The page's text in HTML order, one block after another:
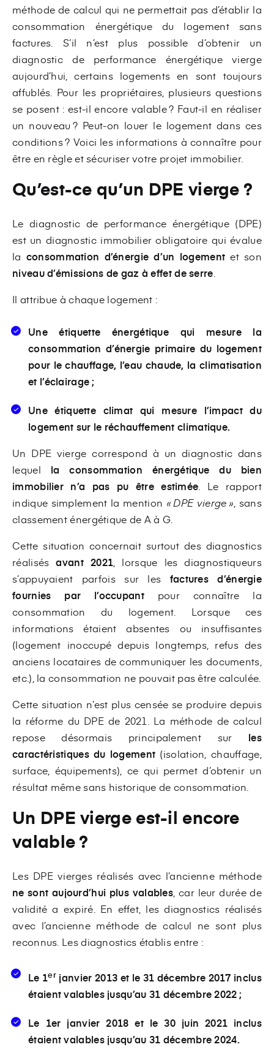
méthode de calcul qui ne permettait pas d’établir la
consommation énergétique du logement sans
factures. S’il n’est plus possible d’obtenir un
diagnostic de performance énergétique vierge
aujourd’hui, certains logements en sont toujours
affublés. Pour les propriétaires, plusieurs questions
se posent : est-il encore valable ? Faut-il en réaliser
un nouveau ? Peut-on louer le logement dans ces
conditions ? Voici les informations à connaître pour
être en règle et sécuriser votre projet immobilier.
Qu’est-ce qu’un DPE vierge ?
Le diagnostic de performance énergétique (DPE)
est un diagnostic immobilier obligatoire qui évalue
la consommation d’énergie d’un logement et son
niveau d’émissions de gaz à effet de serre
Il attribue à chaque logement :
Uneétiquette énergétique qui
mesure la
consommation d’énergie primaire du logement
pour le chauffage, l’eau chaude, la climatisation
et l’éclairage ;
Uneétiquette climat qui mesure l’impact du
logement sur le réchauffement climatique.
Un DPE vierge correspond à un diagnostic dans
lequel la consommation énergétique du bien
immobilier n’a pas pu être estimée . Le rapport
indique simplement la mention « DPE vierge » sans
classement énergétique de A à G.
Cette situation concernait surtout des diagnostics
réalisésavant 2021 , lorsque les diagnostiqueurs
s’appuyaient parfois sur les factures d’énergie
fournies par l’occupantpour connaître la
consommation du logement. Lorsque ces
informations étaient absentes ou insuffisantes
(logement inoccupé depuis longtemps, refus des
anciens locataires de communiquer les documents,
etc.), la consommation ne pouvait pas être calculée.
Cette situation n’est plus censée se produire depuis
la réforme du DPE de 2021. La méthode de calcul
repose désormais principalement sur les
caractéristiques du logement (isolation, chauffage,
surface, équipements), ce qui permet d’obtenir un
résultat même sans historique de consommation.
Un DPE vierge est-il encore
valable ?
Les DPE vierges réalisés avec l’ancienne méthode
ne sont aujourd’hui plus valables , car leur durée de
validité a expiré. En effet, les diagnostics réalisés
avec l’ancienne méthode de calcul ne sont plus
reconnus. Les diagnostics établis entre :
Le 1erjanvier 2013 et le 31 décembre 2017 inclus
étaient valables jusqu’au 31 décembre 2022 ;
Le 1er janvier 2018 et le 30 juin 2021 inclus
étaient valables jusqu’au 31 décembre 2024.